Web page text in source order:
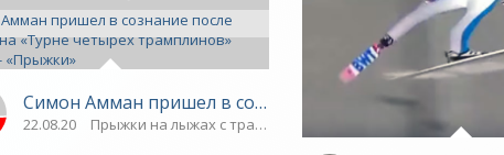
Симон Амман пришел в сознание после падения на
22.08.20 Прыжки на лыжах с трамплина